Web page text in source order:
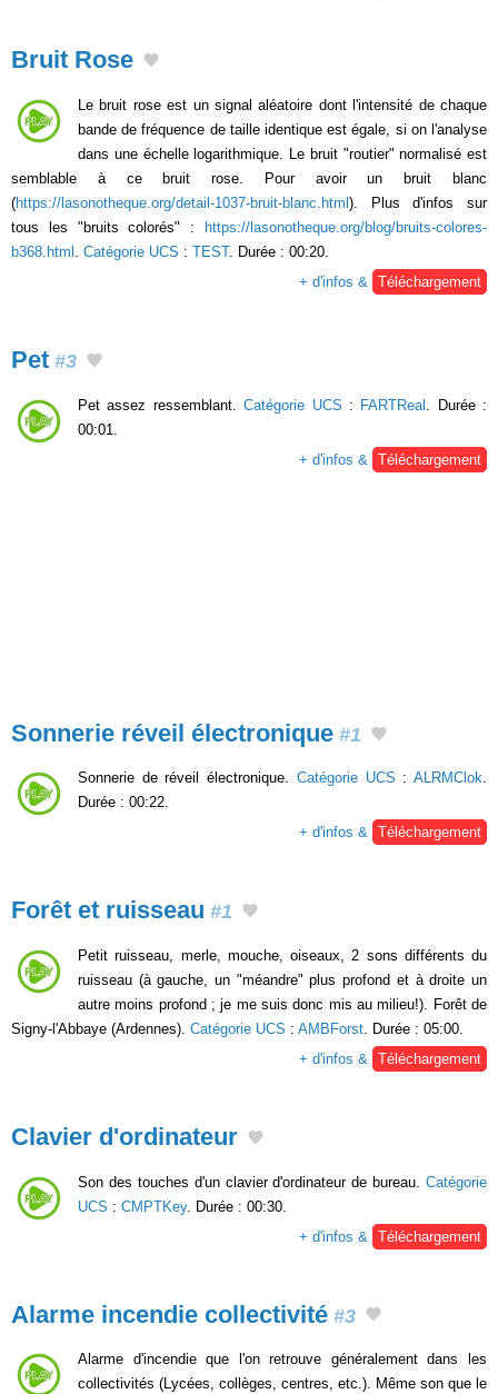
Bruit Rose
Le bruit rose est un signal aléatoire dont l'intensité de chaque
bande de fréquence de taille identique est égale, si on l'analyse
dans une échelle logarithmique. Le bruit "routier" normalisé est
semblable à ce bruit rose. Pour avoir un bruit blanc
(https://lasonotheque.org/detail-1037-bruit-blanc.html ). Plus d'infos sur
tous les "bruits colorés" :
https://lasonotheque.org/blog/bruits-colores-
b368.html . Catégorie UCS : TEST. Durée : 00:20.
+ d'infos & Téléchargement
Pet #3
Pet assez ressemblant.Catégorie UCS : FARTReal . Durée :
00:01.
+ d'infos &
Téléchargement
Sonnerie réveil électronique #1
Sonnerie de réveil électronique. Catégorie UCS :ALRMClok.
Durée : 00:22.
+ d'infos & Téléchargement
Forêt et ruisseau #1
Petit ruisseau, merle, mouche, oiseaux, 2 sons différents du
ruisseau (à gauche, un "méandre" plus profond et à droite un
autre moins profond ; je me suis donc mis au milieu!). Forêt de
Signy-l'Abbaye (Ardennes). Catégorie UCS : AMBForst. Durée : 05:00.
+ d'infos & Téléchargement
Clavier d'ordinateur
Son des touches d'un clavier d'ordinateur de bureau. Catégorie
UCS : CMPTKey. Durée : 00:30.
+ d'infos &
Téléchargement
Alarme incendie collectivité #3
Alarme d'incendie que l'on retrouve généralement dans les
collectivités (Lycées, collèges, centres, etc.). Même son que le